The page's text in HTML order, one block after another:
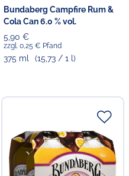
Bundaberg Campfire Rum &
Cola Can 6.0 % vol.
5,90 €
zzgl. 0,25 € Pfand
375 ml (15,73 / 1 l)